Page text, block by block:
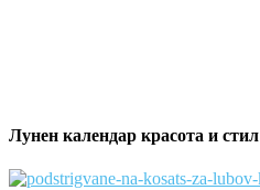
Лунен календар красота и стил